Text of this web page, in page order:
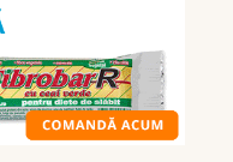
mănânci
pentru
masă
musculară